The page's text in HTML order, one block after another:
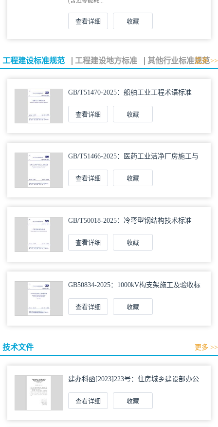
查看详细 收藏
工程建设标准规范 工程建设地方标准 其他行业标准规范
GB/T51470-2025：船舶工业工程术语标准
查看详细 收藏
GB/T51466-2025：医药工业洁净厂房施工与
查看详细
收藏
GB/T50018-2025：冷弯型钢结构技术标准
查看详细 收藏
GB50834-2025：1000kV构支架施工及验收标
查看详细
收藏
更多 >>
技术文件
建办科函[2023]223号：住房城乡建设部办公
公室关于印发《〈城市儿童友好空间建设导
则（试行）〉实施手册》的通知
查看详细 收藏
更多 >>